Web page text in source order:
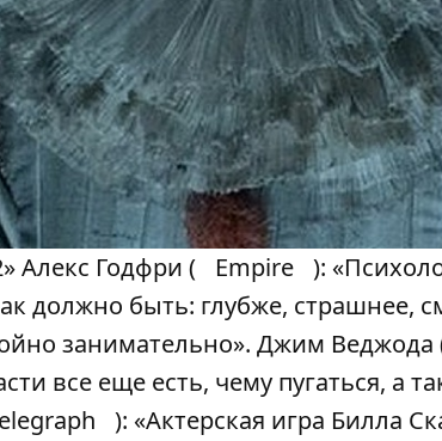
Алекс Годфри ( Empire ):
должно быть: глубже, страшнее,
занимательно». Джим Веджода
все еще есть, чему пугаться, а
): «Актерская игра Билла